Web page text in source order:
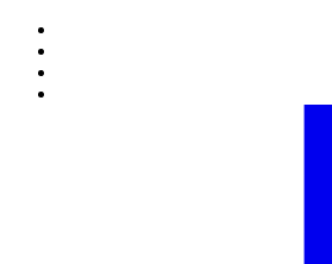
попереднім погодженням з менеджером.
6. Повністю оформленим і прийнятим
вважається замовлення зі статусом
1. Кожному замовленню присвоюється